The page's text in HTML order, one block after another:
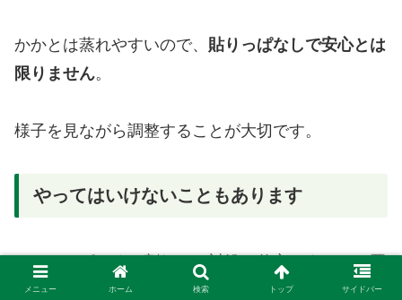
かかとは蒸れやすいので、 貼りっぱなしで安心とは
限りません。
様子を見ながら調整することが大切です。
やってはいけないこともあります
かかとのぱっくり割れは、対処の仕方によっては悪
化することがあります。
メニュー ホーム 検索 トップ サイドバー